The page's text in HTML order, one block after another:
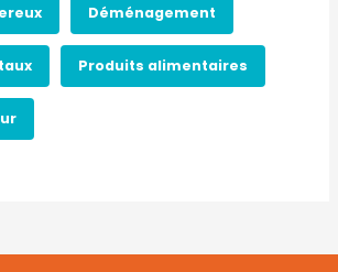
Déménagement
Produits alimentaires